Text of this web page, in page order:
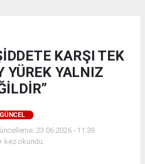
KARŞI TEK
YÜREK YALNIZ
GÜNCEL
23.06.2026 - 11:39
kez okundu.